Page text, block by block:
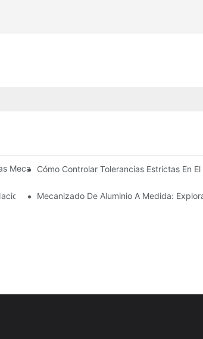
Mecanizadas De Precisión: Diseño, Utillaje Y
Cómo Controlar Tolerancias Estrictas En
Mecanizado De Aluminio A Medida: